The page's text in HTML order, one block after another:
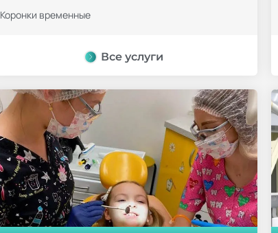
Коронки временные
Все услуги